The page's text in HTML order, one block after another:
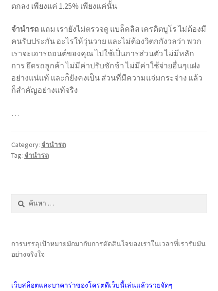
ตกลง เพียงแค่ 1.25% เพียงแค่นั้น
จำนำรถ แถม เรายังไม่ตรวจดู แบล็คลิส เครดิตบูโร ไม่ต้องมี
คนรับประกัน อะไรให้วุ่นวาย และไม่ต้องวิตกกังวลว่า พวก
เราจะเอารถยนต์ของคุณ ไปใช้เป็นการส่วนตัว ไม่มีหลัก
การ ยึดรถลูกค้า ไม่มีค่าปรับชักช้า ไม่มีค่าใช้จ่ายอื่นๆแฝง
อย่างแน่แท้ และก็ยังคงเป็น ส่วนที่มีความแจ่มกระจ่าง แล้ว
ก็สำคัญอย่างแท้จริง
…
Category: จำนำรถ
Tag: จำนำรถ
สำหรับ:
การบรรลุเป้าหมายมักมากับการตัดสินใจของเราในเวลาที่เรารับมัน
อย่างจริงใจ
เว็บสล็อตและบาคาร่าของโครตดีเว็บนี้เล่นแล้วรวยจัดๆ